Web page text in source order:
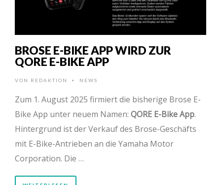
BROSE E-BIKE APP WIRD ZUR
QORE E-BIKE APP
VON REDAKTION • NEWS
Zum 1. August 2025 firmiert die bisherige Brose E-
Bike App unter neuem Namen: QORE E-Bike App.
Hintergrund ist der Verkauf des Brose-Geschäfts
mit E-Bike-Antrieben an die Yamaha Motor
Corporation. Die …